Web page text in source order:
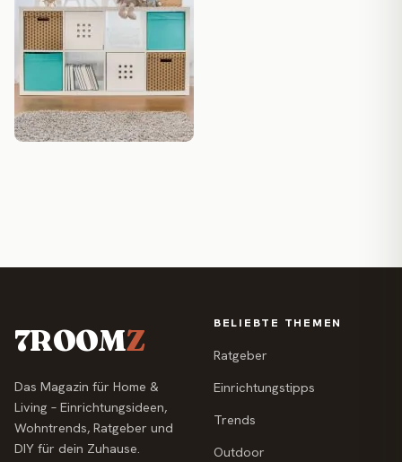
7ROOMZ
Das Magazin für Home &
Living – Einrichtungsideen,
Wohntrends, Ratgeber und
DIY für dein Zuhause.
BELIEBTE THEMEN
Ratgeber
Einrichtungstipps
Trends
Outdoor